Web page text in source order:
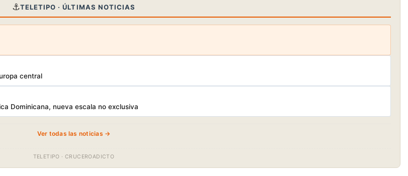
⚓TELETIPO · ÚLTIMAS NOTICIAS
central
Dominicana, nueva escala no exclusiva
Ver todas las noticias →
TELETIPO · CRUCEROADICTO